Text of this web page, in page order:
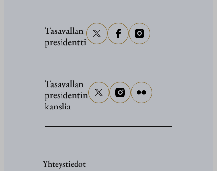
Tasavallan
presidentti
Tasavallan
presidentin
kanslia
Yhteystiedot